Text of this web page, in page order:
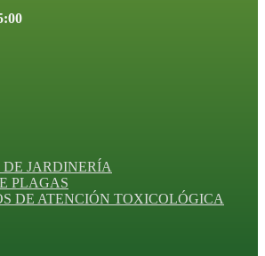
DE JARDINERÍA
PLAGAS
DE ATENCIÓN TOXICOLÓGICA